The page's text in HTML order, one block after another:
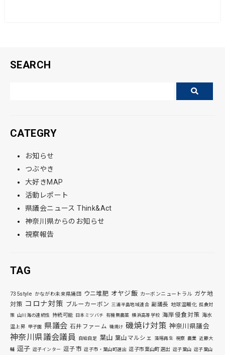
SEARCH
CATEGRY
お知らせ
つぶやき
大好きMAP
活動レポート
県議会ニュース Think&Act
神奈川県からのお知らせ
視察報告
TAG
735style かながわ未来県議団 ウニ堆肥 オヤジ飯 カーボンニュートラル ガケ地
対策 コロナ対策 ブルーカーボン 三浦半島地域連合 副議長 地球温暖化 孤食対
策 山川海の連続性 持続可能 日本ミツバチ 有機無農薬 横浜高等学校 海岸侵食対策 海水
温上昇 甲子園 県議会 石井ファーム 磯焼け 磯焼け対策 神奈川県議会
神奈川県議会議員 自給自足 葉山 葉山マルシェ 藻場再生 視察 農業 近藤大
輔 逗子 逗子インター 逗子市 逗子市・葉山町選出 逗子市葉山町選出 逗子葉山 逗子葉山